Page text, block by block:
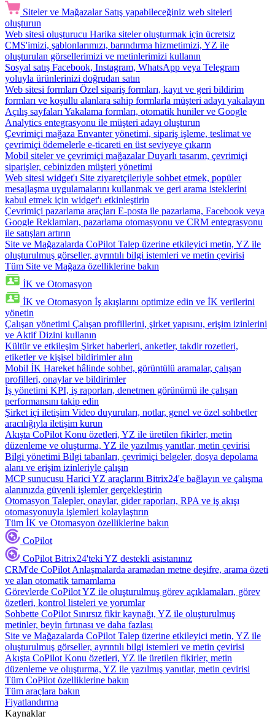
Siteler ve Mağazalar Satış yapabileceğiniz web siteleri
oluşturun
Web sitesi oluşturucu Harika siteler oluşturmak için ücretsiz
CMS'imizi, şablonlarımızı, barındırma hizmetimizi, YZ ile
oluşturulan görsellerimizi ve metinlerimizi kullanın
Sosyal satış Facebook, Instagram, WhatsApp veya Telegram
yoluyla ürünlerinizi doğrudan satın
Web sitesi formları Özel sipariş formları, kayıt ve geri bildirim
formları ve koşullu alanlara sahip formlarla müşteri adayı yakalayın
Açılış sayfaları Yakalama formları, otomatik huniler ve Google
Analytics entegrasyonu ile müşteri adayı oluşturun
Çevrimiçi mağaza Envanter yönetimi, sipariş işleme, teslimat ve
çevrimiçi ödemelerle e-ticareti en üst seviyeye çıkarın
Mobil siteler ve çevrimiçi mağazalar Duyarlı tasarım, çevrimiçi
siparişler, cebinizden müşteri yönetimi
Web sitesi widget'ı Site ziyaretçileriyle sohbet etmek, popüler
mesajlaşma uygulamalarını kullanmak ve geri arama isteklerini
kabul etmek için widget'ı etkinleştirin
Çevrimiçi pazarlama araçları E-posta ile pazarlama, Facebook veya
Google Reklamları, pazarlama otomasyonu ve CRM entegrasyonu
ile satışları artırın
Site ve Mağazalarda CoPilot Talep üzerine etkileyici metin, YZ ile
oluşturulmuş görseller, ayrıntılı bilgi istemleri ve metin çevirisi
Tüm Site ve Mağaza özelliklerine bakın
İK ve Otomasyon
İK ve Otomasyon İş akışlarını optimize edin ve İK verilerini
yönetin
Çalışan yönetimi Çalışan profillerini, şirket yapısını, erişim izinlerini
ve Aktif Dizini kullanın
Kültür ve etkileşim Şirket haberleri, anketler, takdir rozetleri,
etiketler ve kişisel bildirimler alın
Mobil İK Hareket hâlinde sohbet, görüntülü aramalar, çalışan
profilleri, onaylar ve bildirimler
İş yönetimi KPI, iş raporları, denetmen görünümü ile çalışan
performansını takip edin
Şirket içi iletişim Video duyuruları, notlar, genel ve özel sohbetler
aracılığıyla iletişim kurun
Akışta CoPilot Konu özetleri, YZ ile üretilen fikirler, metin
düzenleme ve oluşturma, YZ ile yazılmış yanıtlar, metin çevirisi
Bilgi yönetimi Bilgi tabanları, çevrimiçi belgeler, dosya depolama
alanı ve erişim izinleriyle çalışın
MCP sunucusu Harici YZ araçlarını Bitrix24'e bağlayın ve çalışma
alanınızda güvenli işlemler gerçekleştirin
Otomasyon Talepler, onaylar, gider raporları, RPA ve iş akışı
otomasyonuyla işlemleri kolaylaştırın
Tüm İK ve Otomasyon özelliklerine bakın
CoPilot
CoPilot Bitrix24'teki YZ destekli asistanınız
CRM'de CoPilot Anlaşmalarda aramadan metne deşifre, arama özeti
ve alan otomatik tamamlama
Görevlerde CoPilotYZ ile oluşturulmuş görev açıklamaları, görev
özetleri, kontrol listeleri ve yorumlar
Sohbette CoPilot Sınırsız fikir kaynağı, YZ ile oluşturulmuş
metinler, beyin fırtınası ve daha fazlası
Site ve Mağazalarda CoPilot Talep üzerine etkileyici metin, YZ ile
oluşturulmuş görseller, ayrıntılı bilgi istemleri ve metin çevirisi
Akışta CoPilot Konu özetleri, YZ ile üretilen fikirler, metin
düzenleme ve oluşturma, YZ ile yazılmış yanıtlar, metin çevirisi
Tüm CoPilot özelliklerine bakın
Tüm araçlara bakın
Fiyatlandırma
Kaynaklar